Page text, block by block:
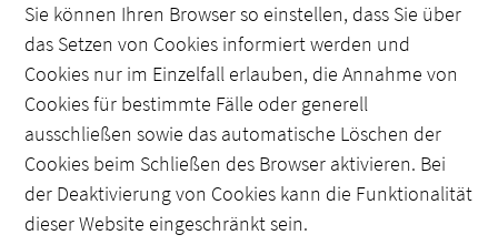
Sie können Ihren Browser so einstellen, dass Sie über
das Setzen von Cookies informiert werden und
Cookies nur im Einzelfall erlauben, die Annahme von
Cookies für bestimmte Fälle oder generell
ausschließen sowie das automatische Löschen der
Cookies beim Schließen des Browser aktivieren. Bei
der Deaktivierung von Cookies kann die Funktionalität
dieser Website eingeschränkt sein.